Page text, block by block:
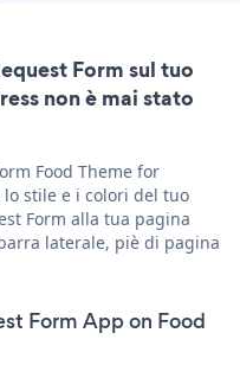
Form sul tuo
non è mai stato
Food Theme for
stile e i colori del tuo
Form alla tua pagina
laterale, piè di pagina
Form App on Food